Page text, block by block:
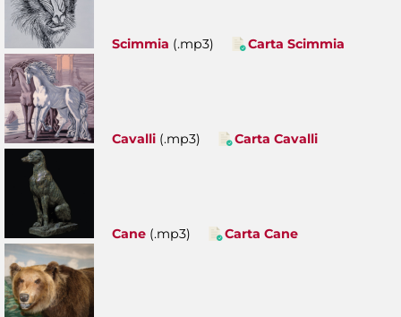
Scimmia (.mp3) Carta Scimmia
Cavalli (.mp3) Carta Cavalli
Cane (.mp3) Carta Cane